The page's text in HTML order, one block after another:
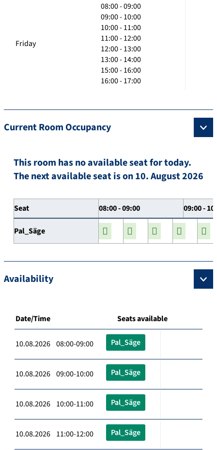
Friday
08:00 - 09:00
09:00 - 10:00
10:00 - 11:00
11:00 - 12:00
12:00 - 13:00
13:00 - 14:00
15:00 - 16:00
16:00 - 17:00
Current Room Occupancy
This room has no available seat for today.
The next available seat is on 10. August 2026
Seat 08:00 - 09:00 09:00 -
Pal_Säge
Availability
Date/Time Seats available
10.08.2026 08:00-09:00 Pal_Säge
10.08.2026 09:00-10:00 Pal_Säge
10.08.2026 10:00-11:00 Pal_Säge
10.08.2026 11:00-12:00 Pal_Säge